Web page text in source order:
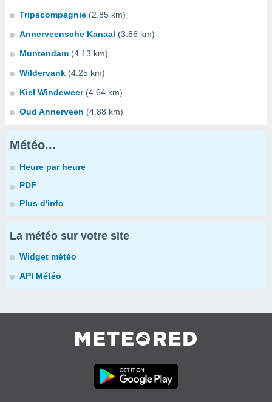
Tripscompagnie (2.85 km)
Annerveensche Kanaal (3.86 km)
Muntendam (4.13 km)
Wildervank (4.25 km)
Kiel Windeweer (4.64 km)
Oud Annerveen (4.88 km)
Météo...
Heure par heure
PDF
Plus d'info
La météo sur votre site
Widget météo
API Météo